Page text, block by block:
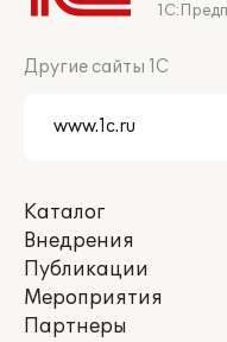
Другие сайты 1С
Каталог
Внедрения
Публикации
Мероприятия
Партнеры